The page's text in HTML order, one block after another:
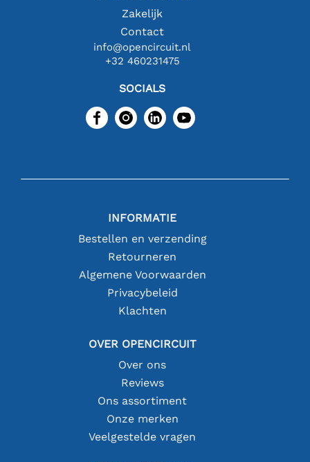
Zakelijk
Contact
info@opencircuit.nl
+32 460231475
SOCIALS
INFORMATIE
Bestellen en verzending
Retourneren
Algemene Voorwaarden
Privacybeleid
Klachten
OVER OPENCIRCUIT
Over ons
Reviews
Ons assortiment
Onze merken
Veelgestelde vragen